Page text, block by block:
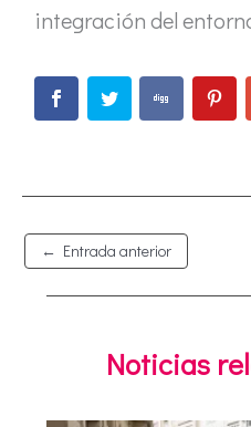
integración del
← Entrada anterior
Noticias